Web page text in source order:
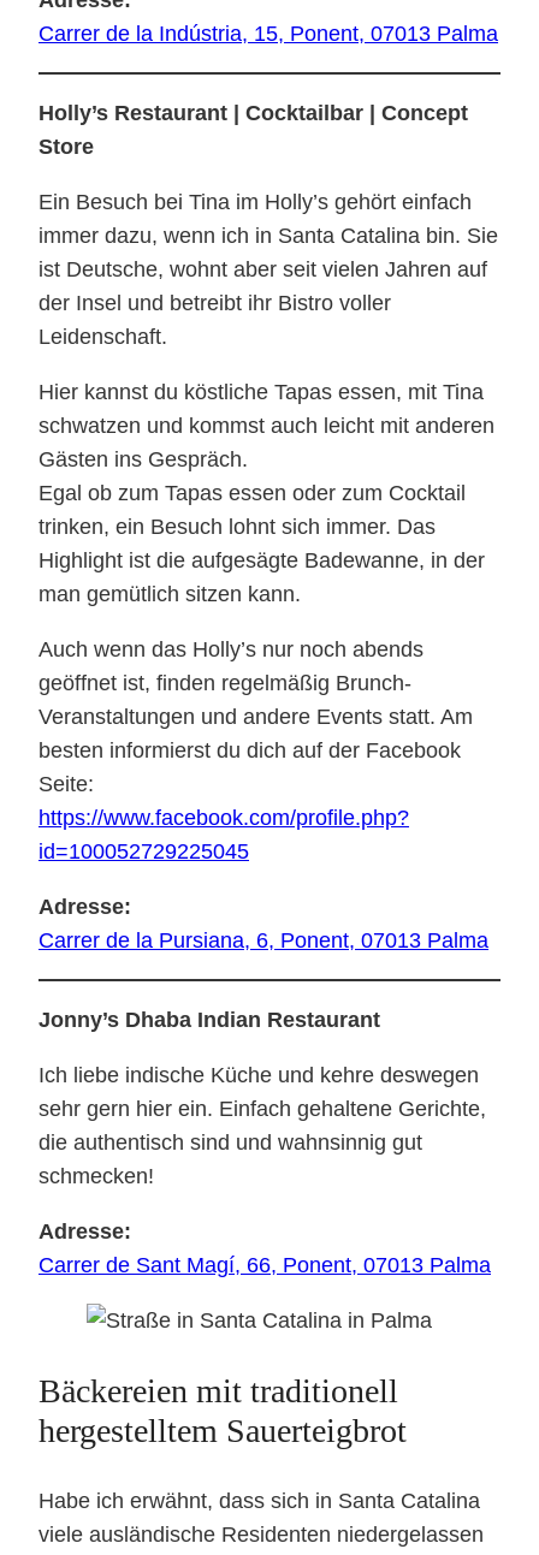
Carrer de la Indústria, 15, Ponent, 07013 Palma
Holly’s Restaurant | Cocktailbar | Concept
Store
Ein Besuch bei Tina im Holly’s gehört einfach
immer dazu, wenn ich in Santa Catalina bin. Sie
ist Deutsche, wohnt aber seit vielen Jahren auf
der Insel und betreibt ihr Bistro voller
Leidenschaft.
Hier kannst du köstliche Tapas essen, mit Tina
schwatzen und kommst auch leicht mit anderen
Gästen ins Gespräch.
Egal ob zum Tapas essen oder zum Cocktail
trinken, ein Besuch lohnt sich immer. Das
Highlight ist die aufgesägte Badewanne, in der
man gemütlich sitzen kann.
Auch wenn das Holly’s nur noch abends
geöffnet ist, finden regelmäßig Brunch-
Veranstaltungen und andere Events statt. Am
besten informierst du dich auf der Facebook
Seite:
https://www.facebook.com/profile.php?
id=100052729225045
Adresse:
Carrer de la Pursiana, 6, Ponent, 07013 Palma
Jonny’s Dhaba Indian Restaurant
Ich liebe indische Küche und kehre deswegen
sehr gern hier ein. Einfach gehaltene Gerichte,
die authentisch sind und wahnsinnig gut
schmecken!
Adresse:
Carrer de Sant Magí, 66, Ponent, 07013 Palma
Bäckereien mit traditionell
hergestelltem Sauerteigbrot
Habe ich erwähnt, dass sich in Santa Catalina
viele ausländische Residenten niedergelassen